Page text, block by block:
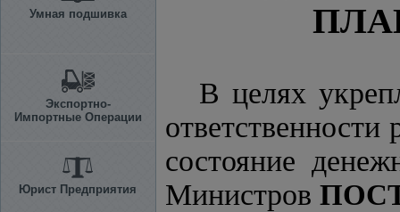
Умная подшивка
Экспортно-
Импортные Операции
Юрист Предприятия
В целях
состояние
Министров